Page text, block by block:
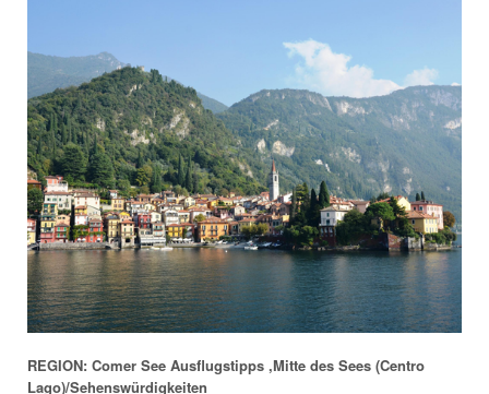
REGION: Comer See Ausflugstipps ,Mitte des Sees (Centro
Lago)/Sehenswürdigkeiten